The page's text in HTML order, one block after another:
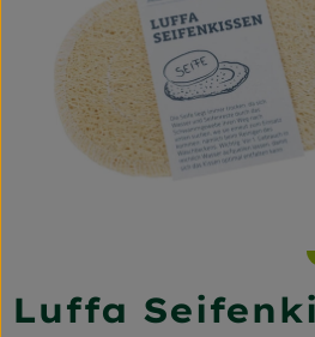
Frischetheke
Naturkost
Getränke
Gartensaison
So geht's
Luffa